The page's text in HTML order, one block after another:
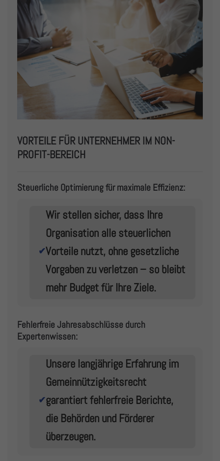
VORTEILE FÜR UNTERNEHMER IM NON-
PROFIT-BEREICH
Steuerliche Optimierung für maximale Effizienz:
✔
Wir stellen sicher, dass Ihre
Organisation alle steuerlichen
Vorteile nutzt, ohne gesetzliche
Vorgaben zu verletzen – so bleibt
mehr Budget für Ihre Ziele.
Fehlerfreie Jahresabschlüsse durch
Expertenwissen:
✔
Unsere langjährige Erfahrung im
Gemeinnützigkeitsrecht
garantiert fehlerfreie Berichte,
die Behörden und Förderer
überzeugen.